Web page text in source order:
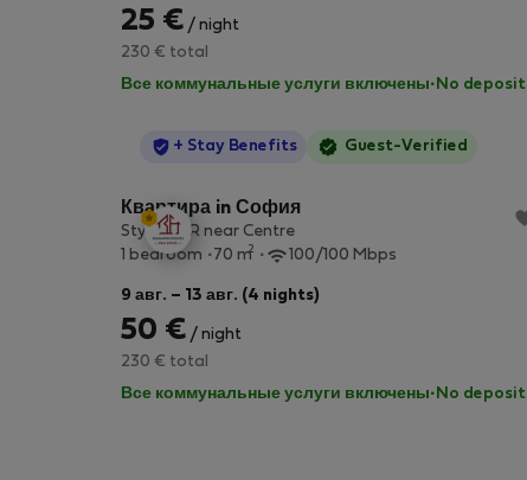
25 € / night
230 € total
Все коммунальные услуги включены· No deposit
StayProtection
+ Stay Benefits Guest-Verified
Квартира in София
Stylish 1BR near Centre
1 bedroom
70 m2 100/100 Mbps
9 авг. – 13 авг. (4 nights)
50 € / night
230 € total
Все коммунальные услуги включены· No deposit